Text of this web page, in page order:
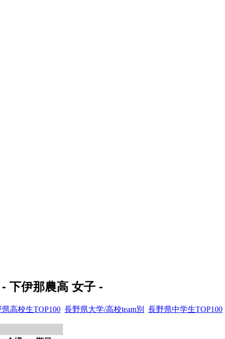
下伊那農高 女子 -
高校生TOP100 長野県大学/高校team別 長野県中学生TOP100